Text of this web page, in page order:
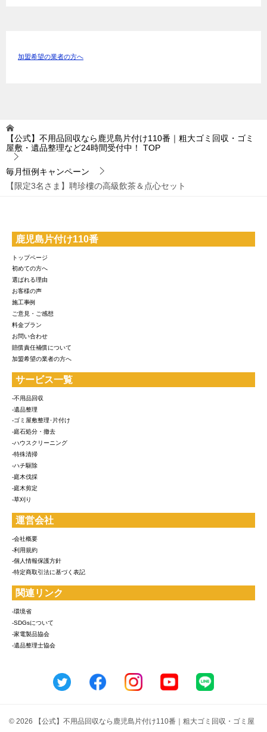
加盟希望の業者の方へ
【公式】不用品回収なら鹿児島片付け110番｜粗大ゴミ回収・ゴミ
屋敷・遺品整理など24時間受付中！
TOP
毎月恒例キャンペーン
【限定3名さま】聘珍樓の高級飲茶＆点心セット
鹿児島片付け110番
トップページ
初めての方へ
選ばれる理由
お客様の声
施工事例
ご意見・ご感想
料金プラン
お問い合わせ
賠償責任補償について
加盟希望の業者の方へ
サービス一覧
-不用品回収
-遺品整理
-ゴミ屋敷整理･片付け
-庭石処分・撤去
-ハウスクリーニング
-特殊清掃
-ハチ駆除
-庭木伐採
-庭木剪定
-草刈り
運営会社
-会社概要
-利用規約
-個人情報保護方針
-特定商取引法に基づく表記
関連リンク
-環境省
-SDGsについて
-家電製品協会
-遺品整理士協会
© 2026 【公式】不用品回収なら鹿児島片付け110番｜粗大ゴミ回収・ゴミ屋